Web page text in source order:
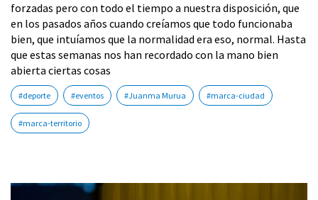
forzadas pero con todo el tiempo a nuestra disposición, que
en los pasados años cuando creíamos que todo funcionaba
bien, que intuíamos que la normalidad era eso, normal. Hasta
que estas semanas nos han recordado con la mano bien
abierta ciertas cosas
#deporte #eventos #Juanma Murua #marca-ciudad
#marca-territorio